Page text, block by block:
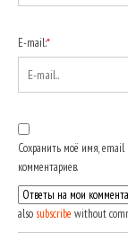
E-mail:*
Сохранить моё имя,
комментариев.
also subscribe without